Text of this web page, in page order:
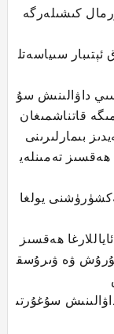
كىشىلەرگە
ئېتىبار سىياسەتل
داۋالىنىش سۇ
قاتناشمىغان
بىمارلىرىنى
تەمىنلەي
يولغا
ھەقسىز
ۋە ۋىرۇسق
سۇغۇرتى